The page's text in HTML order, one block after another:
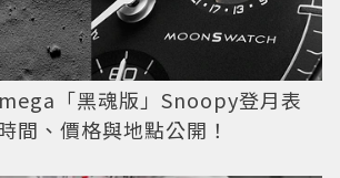
「黑魂版」Snoopy登月表
間、價格與地點公開！